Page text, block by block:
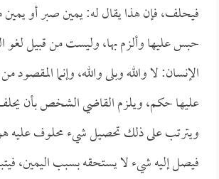
فيحلف، فإن هذا يقال له: يمين صبر أو يمين
حبس عليها وألزم بها، وليست من قبيل لغو
الإنسان: لا والله وبلى والله، وإنما
عليها حكم، ويلزم القاضي الشخص بأن
ويترتب على ذلك تحصيل شيء محلوف عليه
فيصل إليه شيء لا يستحقه بسبب اليمين،